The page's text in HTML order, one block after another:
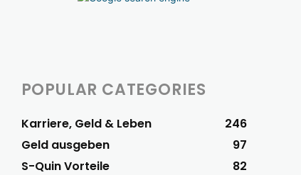
POPULAR CATEGORIES
Karriere, Geld & Leben
246
Geld ausgeben
97
S-Quin Vorteile
82